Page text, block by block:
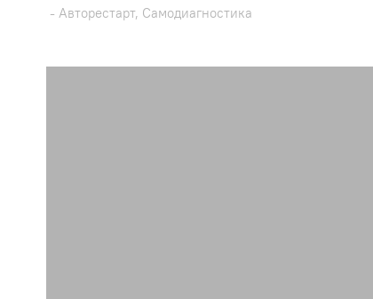
- Авторестарт, Самодиагностика